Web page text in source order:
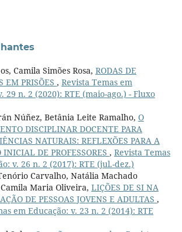
Camila Simões Rosa, RODAS DE
EM PRISÕES , Revista Temas em
29 n. 2 (2020): RTE (maio-ago.) - Fluxo
Núñez, Betânia Leite Ramalho, O
DISCIPLINAR DOCENTE PARA
NATURAIS: REFLEXÕES PARA A
INICIAL DE PROFESSORES , Revista Temas
v. 26 n. 2 (2017): RTE (jul.-dez.)
Carvalho, Natália Machado
Maria Oliveira, LIÇÕES DE SI NA
DE PESSOAS JOVENS E ADULTAS ,
em Educação: v. 23 n. 2 (2014): RTE